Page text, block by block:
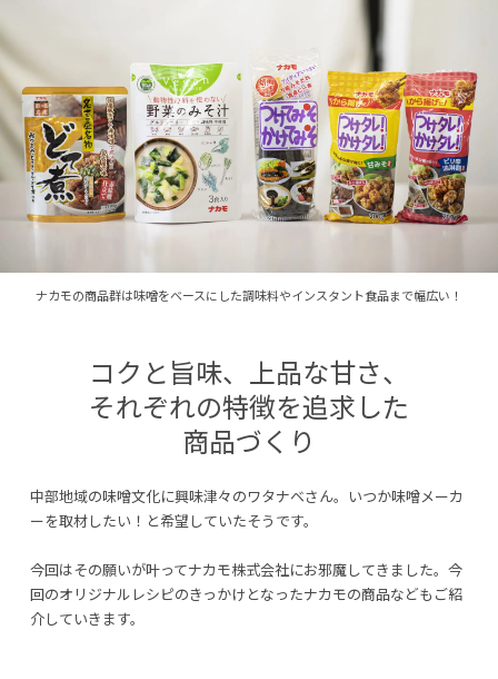
ナカモの商品群は味噌をベースにした調味料やインスタント食品まで幅広い！
コクと旨味、上品な甘さ、
それぞれの特徴を追求した
商品づくり
中部地域の味噌文化に興味津々のワタナベさん。いつか味噌メーカ
ーを取材したい！と希望していたそうです。
今回はその願いが叶ってナカモ株式会社にお邪魔してきました。今
回のオリジナルレシピのきっかけとなったナカモの商品などもご紹
介していきます。